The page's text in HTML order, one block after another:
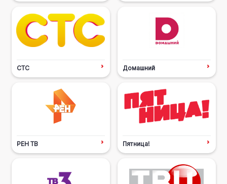
СТС Домашний
РЕН ТВ Пятница!